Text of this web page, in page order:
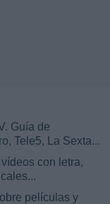
Guía de
Tele5, La Sexta...
con letra,
películas y